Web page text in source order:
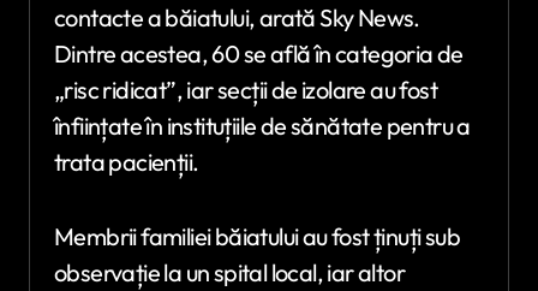
contacte a băiatului, arată Sky News.
Dintre acestea, 60 se află în categoria de
„risc ridicat”, iar secții de izolare au fost
înființate în instituțiile de sănătate pentru a
trata pacienții.
Membrii familiei băiatului au fost ținuți sub
observație la un spital local, iar altor